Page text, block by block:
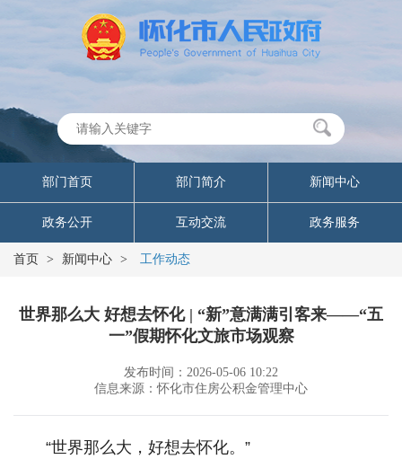
部门首页 部门简介 新闻中心
政务公开 互动交流 政务服务
首页 > 新闻中心 > 工作动态
世界那么大 好想去怀化 | “新”意满满引客来——“五
一”假期怀化文旅市场观察
发布时间：2026-05-06 10:22
信息来源：怀化市住房公积金管理中心
“世界那么大，好想去怀化。”